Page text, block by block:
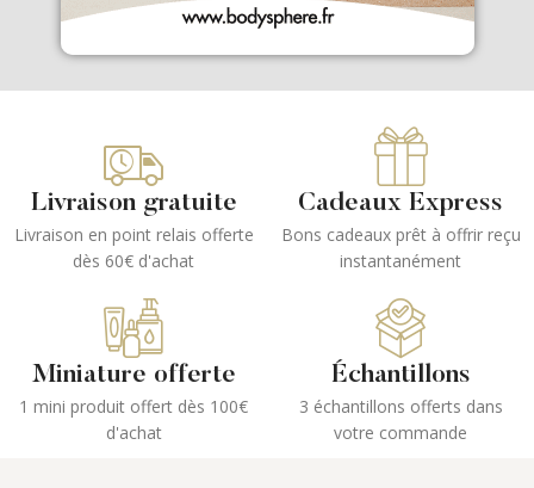
Livraison gratuite
Livraison en point relais offerte
dès 60€ d'achat
Cadeaux Express
Bons cadeaux prêt à offrir reçu
instantanément
Miniature offerte
1 mini produit offert dès 100€
d'achat
Échantillons
3 échantillons offerts dans
votre commande